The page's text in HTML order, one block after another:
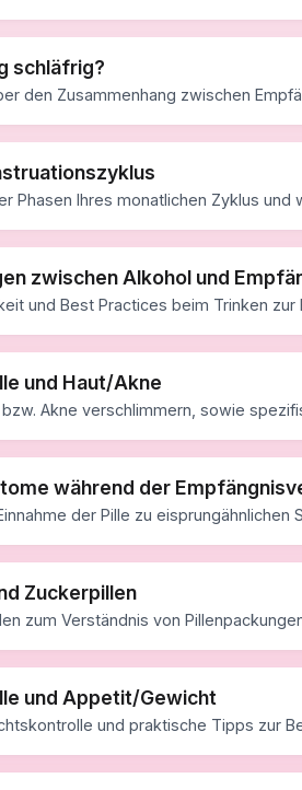
schläfrig?
den Zusammenhang zwischen
Phasen Ihres monatlichen Zyklus und
zwischen Alkohol und
und Best Practices beim Trinken zur
und Haut/Akne
Akne verschlimmern, sowie
während der
der Pille zu eisprungähnlichen
Zuckerpillen
zum Verständnis von
und Appetit/Gewicht
und praktische Tipps zur